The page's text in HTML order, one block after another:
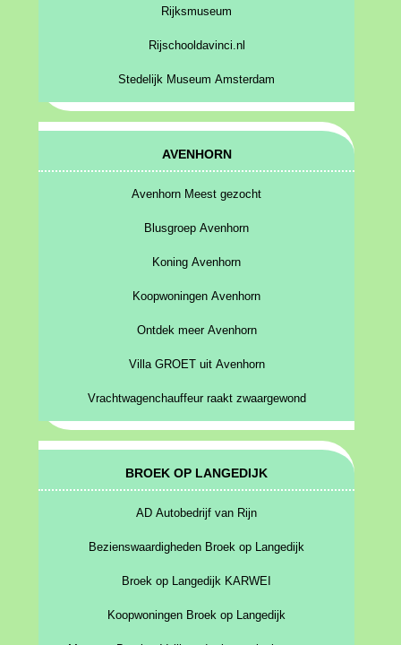
Rijksmuseum
Rijschooldavinci.nl
Stedelijk Museum Amsterdam
AVENHORN
Avenhorn Meest gezocht
Blusgroep Avenhorn
Koning Avenhorn
Koopwoningen Avenhorn
Ontdek meer Avenhorn
Villa GROET uit Avenhorn
Vrachtwagenchauffeur raakt zwaargewond
BROEK OP LANGEDIJK
AD Autobedrijf van Rijn
Bezienswaardigheden Broek op Langedijk
Broek op Langedijk KARWEI
Koopwoningen Broek op Langedijk